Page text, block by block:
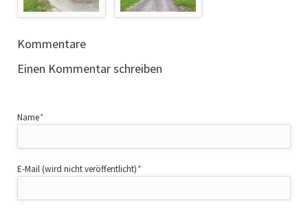
Kommentare
Einen Kommentar schreiben
Pflichtfeld
Name*
Pflichtfeld
E-Mail (wird nicht veröffentlicht)*